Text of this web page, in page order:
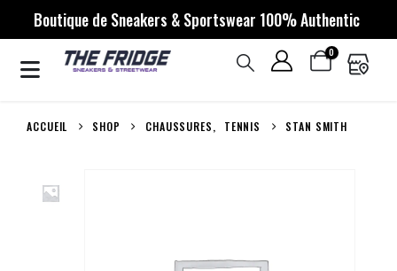
Boutique de Sneakers & Sportswear 100% Authentic
0
ACCUEIL SHOP CHAUSSURES, TENNIS STAN SMITH